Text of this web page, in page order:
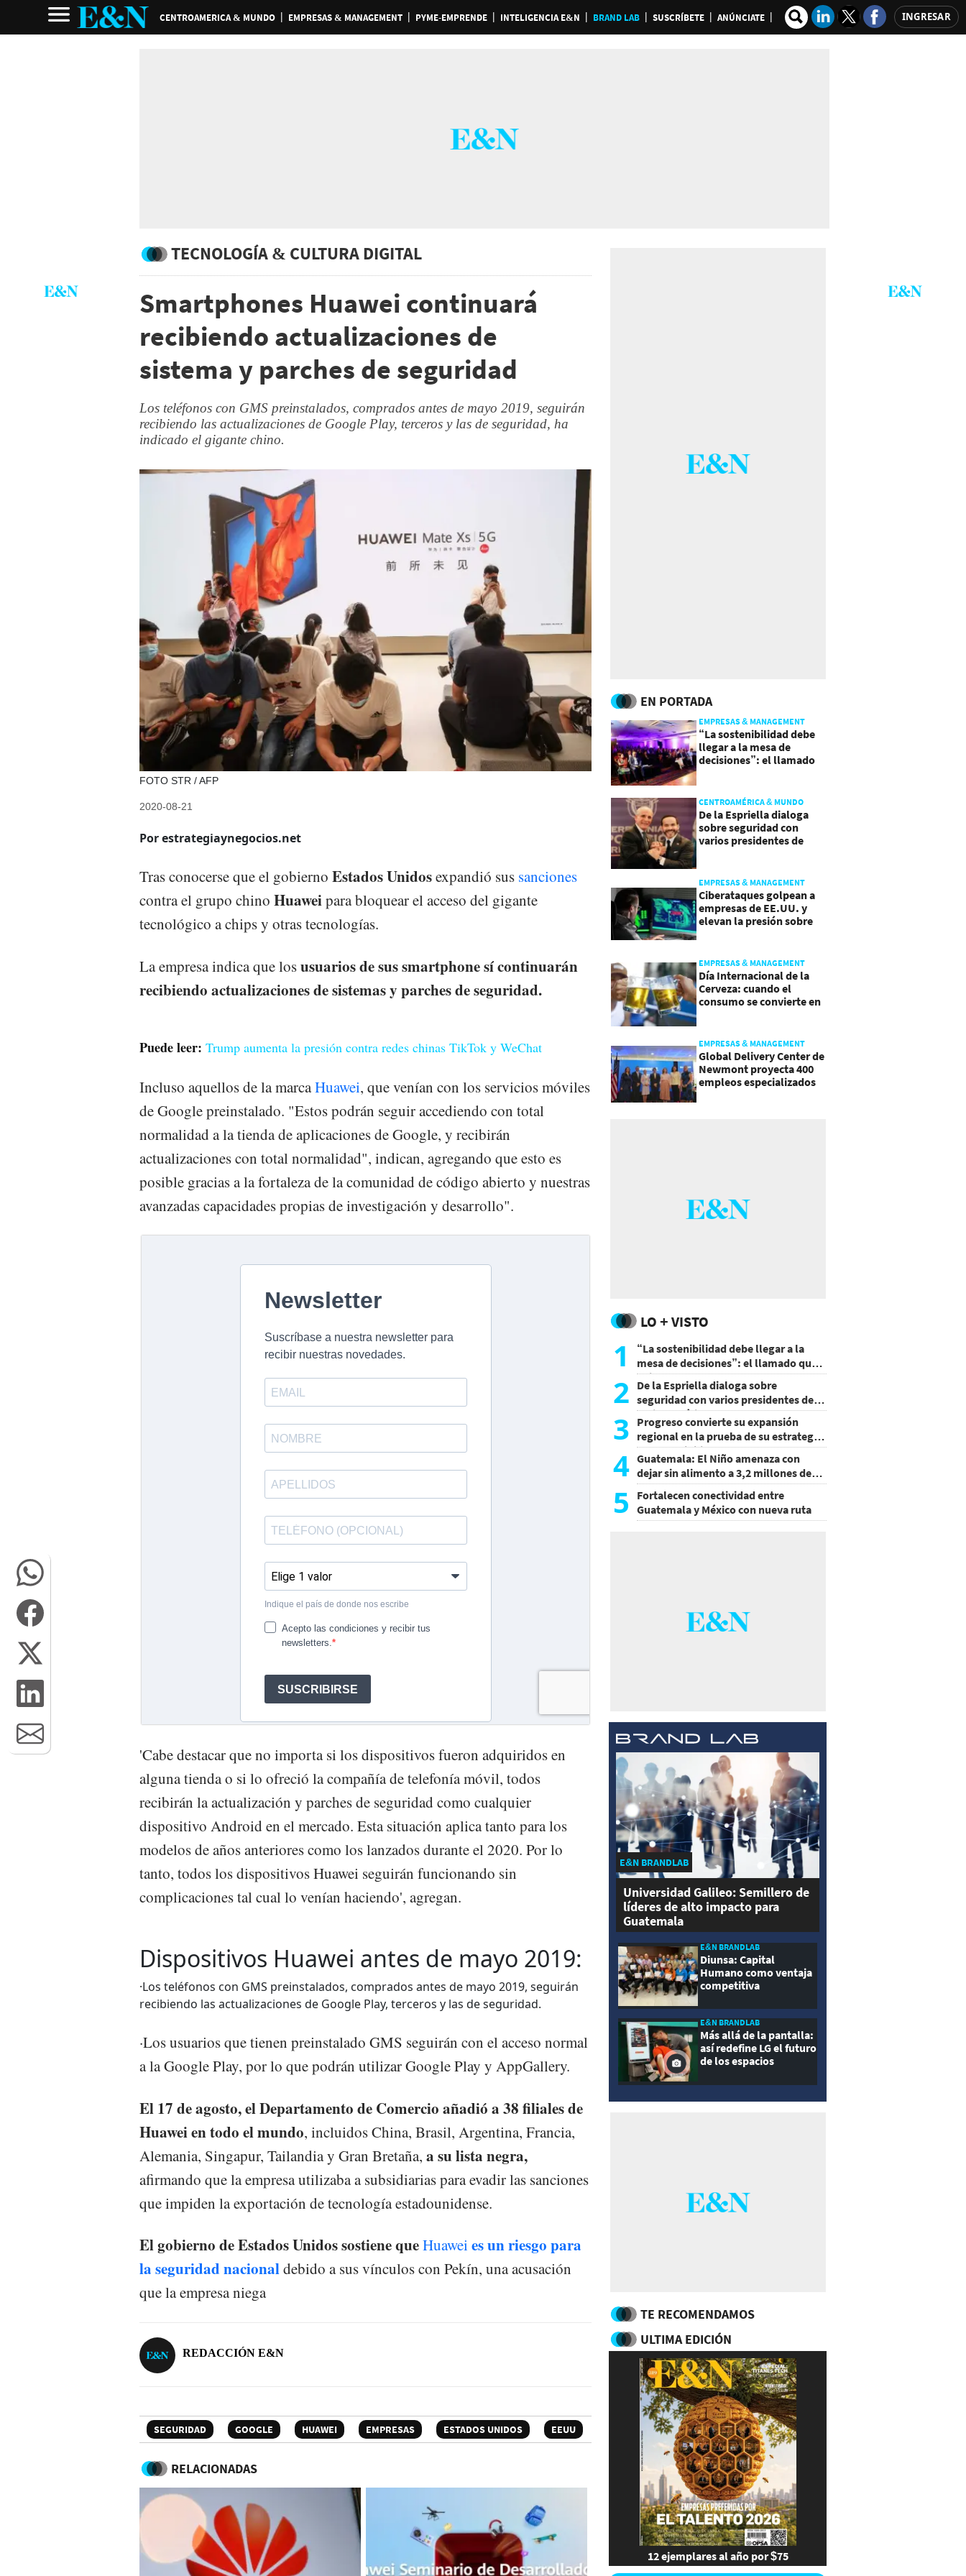
CENTROAMERICA & MUNDO EMPRESAS & MANAGEMENT PYME-EMPRENDE INTELIGENCIA E&N BRAND LAB SUSCRÍBETE ANÚNCIATE INGRESAR
TECNOLOGÍA & CULTURA DIGITAL
Smartphones Huawei continuará
recibiendo actualizaciones de
sistema y parches de seguridad
Los teléfonos con GMS preinstalados, comprados antes de mayo 2019, seguirán
recibiendo las actualizaciones de Google Play, terceros y las de seguridad, ha
indicado el gigante chino.
FOTO STR / AFP
2020-08-21
Por estrategiaynegocios.net
Tras conocerse que el gobierno Estados Unidosexpandió sus sanciones
contra el grupo chino Huaweipara bloquear el acceso del gigante
tecnológico a chips y otras tecnologías.
La empresa indica que losusuarios de sus smartphone sí continuarán
recibiendo actualizaciones de sistemas y parches de seguridad.
Puede leer: Trump aumenta la presión contra redes chinas TikTok y WeChat
Incluso aquellos de la marcaHuawei, que venían con los servicios móviles
de Google preinstalado. "Estos podrán seguir accediendo con total
normalidad a la tienda de aplicaciones de Google, y recibirán
actualizaciones con total normalidad", indican, agregando que esto es
posible gracias a la fortaleza de la comunidad de código abierto y nuestras
avanzadas capacidades propias de investigación y desarrollo".
'Cabe destacar que no importa si los dispositivos fueron adquiridos en
alguna tienda o si lo ofreció la compañía de telefonía móvil, todos
recibirán la actualización y parches de seguridad como cualquier
dispositivo Android en el mercado. Esta situación aplica tanto para los
modelos de años anteriores como los lanzados durante el 2020. Por lo
tanto, todos los dispositivos Huawei seguirán funcionando sin
complicaciones tal cual lo venían haciendo', agregan.
Dispositivos Huawei antes de mayo 2019:
·Los teléfonos con GMS preinstalados, comprados antes de mayo 2019, seguirán
recibiendo las actualizaciones de Google Play, terceros y las de seguridad.
·Los usuarios que tienen preinstalado GMS seguirán con el acceso normal
a la Google Play, por lo que podrán utilizar Google Play y AppGallery.
El 17 de agosto, el Departamento de Comercio añadió a 38 filiales de
Huawei en todo el mundo, incluidos China, Brasil, Argentina, Francia,
Alemania, Singapur, Tailandia y Gran Bretaña, a su lista negra,
afirmando que la empresa utilizaba a subsidiarias para evadir las sanciones
que impiden la exportación de tecnología estadounidense.
El gobierno de Estados Unidos sostiene queHuaweies un riesgo para
la seguridad nacionaldebido a sus vínculos con Pekín, una acusación
que la empresa niega
REDACCIÓN E&N
SEGURIDAD GOOGLE HUAWEI EMPRESAS ESTADOS UNIDOS EEUU
RELACIONADAS
EN PORTADA
EMPRESAS & MANAGEMENT
“La sostenibilidad debe
llegar a la mesa de
decisiones”: el llamado
CENTROAMÉRICA & MUNDO
De la Espriella dialoga
sobre seguridad con
varios presidentes de
EMPRESAS & MANAGEMENT
Ciberataques golpean a
empresas de EE.UU. y
elevan la presión sobre
EMPRESAS & MANAGEMENT
Día Internacional de la
Cerveza: cuando el
consumo se convierte en
EMPRESAS & MANAGEMENT
Global Delivery Center de
Newmont proyecta 400
empleos especializados
LO + VISTO
1
“La sostenibilidad debe llegar a la
mesa de decisiones”: el llamado que
deja CentraRSE
2 De la Espriella dialoga sobre
seguridad con varios presidentes de
Latinoamérica
3 Progreso convierte su expansión
regional en la prueba de su estrategia
de sostenibilidad
4 Guatemala: El Niño amenaza con
dejar sin alimento a 3,2 millones de
personas
5
Fortalecen conectividad entre
Guatemala y México con nueva ruta
E&N BRANDLAB
Universidad Galileo: Semillero de
líderes de alto impacto para
Guatemala
E&N BRANDLAB
Diunsa: Capital
Humano como ventaja
competitiva
E&N BRANDLAB
Más allá de la pantalla:
así redefine LG el futuro
de los espacios
TE RECOMENDAMOS
ULTIMA EDICIÓN
12 ejemplares al año por $75